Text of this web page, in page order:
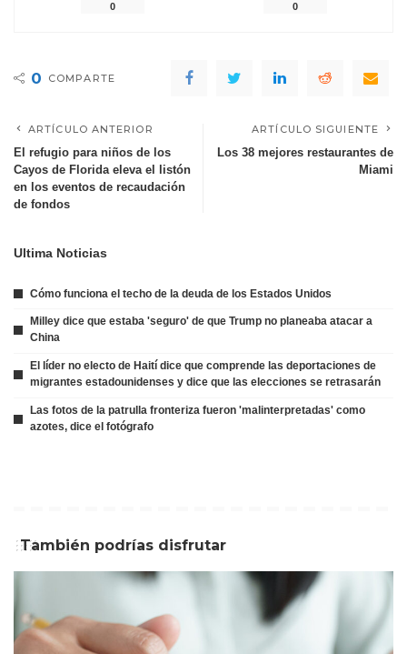
0 0
0 COMPARTE
ARTÍCULO ANTERIOR
El refugio para niños de los
Cayos de Florida eleva el listón
en los eventos de recaudación
de fondos
ARTÍCULO SIGUIENTE
Los 38 mejores restaurantes de
Miami
Ultima Noticias
Cómo funciona el techo de la deuda de los Estados Unidos
Milley dice que estaba 'seguro' de que Trump no planeaba atacar a
China
El líder no electo de Haití dice que comprende las deportaciones de
migrantes estadounidenses y dice que las elecciones se retrasarán
Las fotos de la patrulla fronteriza fueron 'malinterpretadas' como
azotes, dice el fotógrafo
También podrías disfrutar